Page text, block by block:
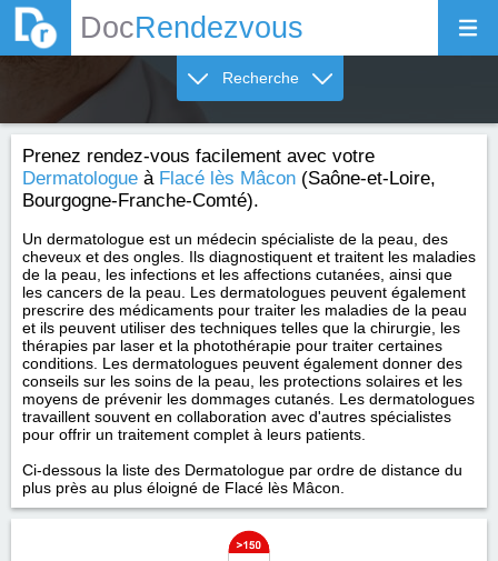
DocRendezvous
Recherche
Prenez rendez-vous facilement avec votre
Dermatologue à Flacé lès Mâcon (Saône-et-Loire,
Bourgogne-Franche-Comté).
Un dermatologue est un médecin spécialiste de la peau, des
cheveux et des ongles. Ils diagnostiquent et traitent les maladies
de la peau, les infections et les affections cutanées, ainsi que
les cancers de la peau. Les dermatologues peuvent également
prescrire des médicaments pour traiter les maladies de la peau
et ils peuvent utiliser des techniques telles que la chirurgie, les
thérapies par laser et la photothérapie pour traiter certaines
conditions. Les dermatologues peuvent également donner des
conseils sur les soins de la peau, les protections solaires et les
moyens de prévenir les dommages cutanés. Les dermatologues
travaillent souvent en collaboration avec d'autres spécialistes
pour offrir un traitement complet à leurs patients.
Ci-dessous la liste des Dermatologue par ordre de distance du
plus près au plus éloigné de Flacé lès Mâcon.